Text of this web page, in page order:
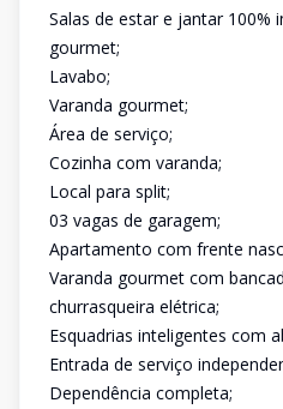
Salas de estar e jantar 100%
gourmet;
Lavabo;
Varanda gourmet;
Área de serviço;
Cozinha com varanda;
Local para split;
03 vagas de garagem;
Apartamento com frente
Varanda gourmet com
churrasqueira elétrica;
Esquadrias inteligentes com
Entrada de serviço
Dependência completa;